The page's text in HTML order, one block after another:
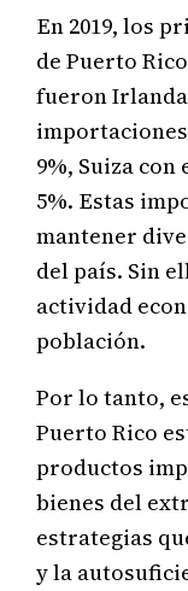
En 2019, los
de Puerto
fueron
9%, Suiza con
5%. Estas
mantener
del país. Sin
actividad
población.
Por lo tanto,
Puerto Rico
productos
bienes del
estrategias
y la